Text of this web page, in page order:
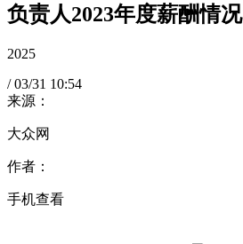
负责人2023年度薪酬情况
2025
/ 03/31 10:54
来源：
大众网
作者：
手机查看